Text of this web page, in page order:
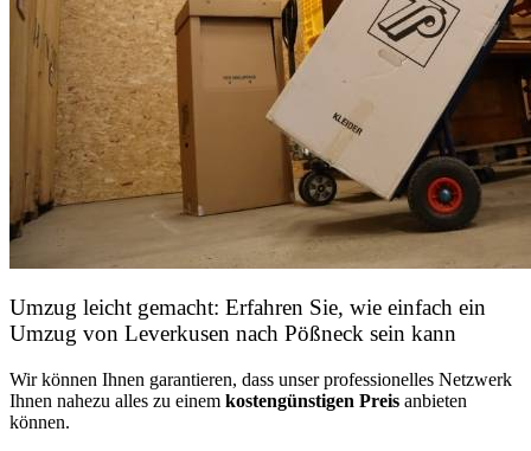
Umzug leicht gemacht: Erfahren Sie, wie einfach ein
Umzug von Leverkusen nach Pößneck sein kann
Wir können Ihnen garantieren, dass unser professionelles Netzwerk
Ihnen nahezu alles zu einem kostengünstigen Preis anbieten
können.